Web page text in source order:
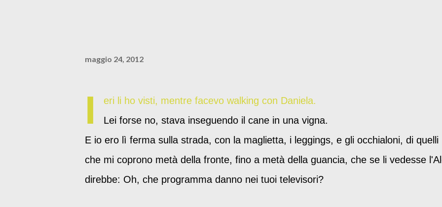
maggio 24, 2012
I
eri li ho visti, mentre facevo walking con Daniela.
Lei forse no, stava inseguendo il cane in una vigna.
E io ero lì ferma sulla strada, con la maglietta, i leggings, e gli occhialoni, di quelli
che mi coprono metà della fronte, fino a metà della guancia, che se li vedesse
direbbe: Oh, che programma danno nei tuoi televisori?